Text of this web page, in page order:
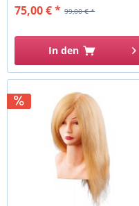
99,00 € *
75,00 € *
In den